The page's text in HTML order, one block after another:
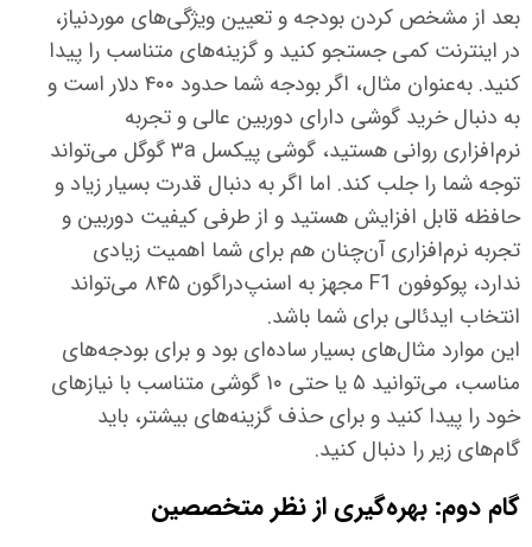
بعد از مشخص کردن بودجه و تعیین ویژگی‌های موردنیاز،
در اینترنت کمی جستجو کنید و گزینه‌های متناسب را پیدا
کنید. به‌عنوان مثال، اگر بودجه شما حدود ۴۰۰ دلار است و
به دنبال خرید گوشی دارای دوربین عالی و تجربه
نرم‌افزاری روانی هستید، گوشی پیکسل
۳a گوگل می‌تواند
توجه شما را جلب کند. اما اگر به دنبال قدرت بسیار زیاد و
حافظه قابل افزایش هستید و از طرفی کیفیت دوربین و
تجربه نرم‌افزاری آن‌چنان هم برای شما اهمیت زیادی
ندارد، پوکوفون F1 مجهز به اسنپ‌دراگون ۸۴۵ می‌تواند
انتخاب ایدئالی برای شما باشد.
این موارد مثال‌های بسیار ساده‌ای بود و برای بودجه‌های
مناسب، می‌توانید ۵ یا حتی ۱۰ گوشی متناسب با نیازهای
خود را پیدا کنید و برای حذف گزینه‌های بیشتر، باید
گام‌های زیر را دنبال کنید.
گام دوم: بهره‌گیری از نظر متخصصین